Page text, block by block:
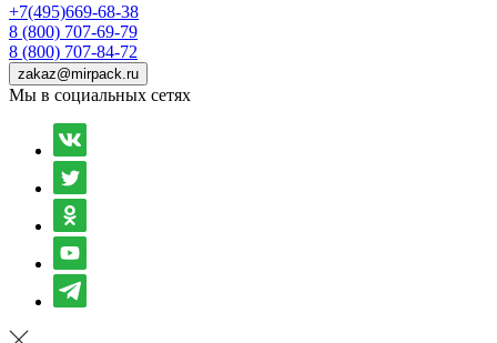
+7(495)669-68-38
8 (800) 707-69-79
8 (800) 707-84-72
zakaz@mirpack.ru
Мы в социальных сетях